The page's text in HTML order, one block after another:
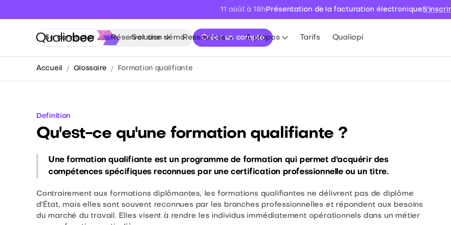
11 août à 18h Présentation de la facturation électronique
Solution Ressources A propos Tarifs Qualiopi
Se connecter Réserver une démo Créer un compte
Accueil Glossaire Formation qualifiante
Definition
Qu'est-ce qu'une formation qualifiante ?
Une formation qualifiante est un programme de formation qui permet d'acquérir des
compétences spécifiques reconnues par une certification professionnelle ou un titre.
Contrairement aux formations diplômantes, les formations qualifiantes ne délivrent pas de diplôme
d'État, mais elles sont souvent reconnues par les branches professionnelles et répondent aux besoins
du marché du travail. Elles visent à rendre les individus immédiatement opérationnels dans un métier